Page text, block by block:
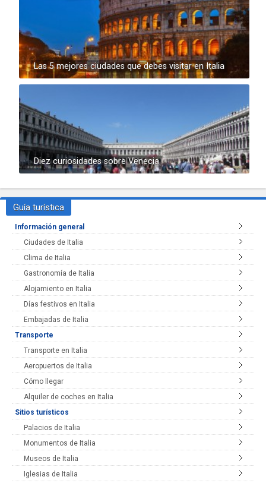
Las 5 mejores ciudades que debes visitar en Italia
Diez curiosidades sobre Venecia
Guía turística
Información general
Ciudades de Italia
Clima de Italia
Gastronomía de Italia
Alojamiento en Italia
Días festivos en Italia
Embajadas de Italia
Transporte
Transporte en Italia
Aeropuertos de Italia
Cómo llegar
Alquiler de coches en Italia
Sitios turísticos
Palacios de Italia
Monumentos de Italia
Museos de Italia
Iglesias de Italia